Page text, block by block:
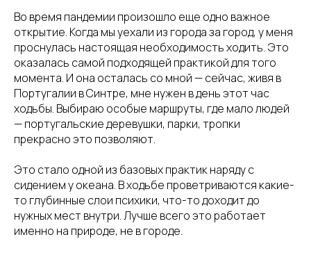
Во время пандемии произошло еще одно важное
открытие. Когда мы уехали из города за город, у меня
проснулась настоящая необходимость ходить. Это
оказалась самой подходящей практикой для того
момента. И она осталась со мной — сейчас, живя в
Португалии в Синтре, мне нужен в день этот час
ходьбы. Выбираю особые маршруты, где мало людей
— португальские деревушки, парки, тропки
прекрасно это позволяют.
Это стало одной из базовых практик наряду с
сидением у океана. В ходьбе проветриваются какие-
то глубинные слои психики, что-то доходит до
нужных мест внутри. Лучше всего это работает
именно на природе, не в городе.